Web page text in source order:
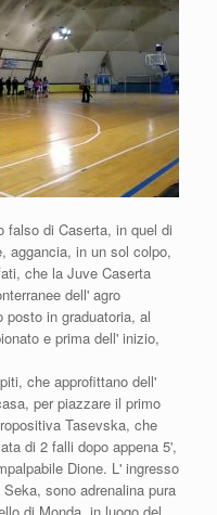
falso di Caserta, in quel di
aggancia, in un sol colpo,
che la Juve Caserta
dell' agro
posto in graduatoria, al
e prima dell' inizio,
che approfittano dell'
per piazzare il primo
Tasevska, che
di 2 falli dopo appena 5',
Dione. L' ingresso
sono adrenalina pura
di Monda, in luogo del